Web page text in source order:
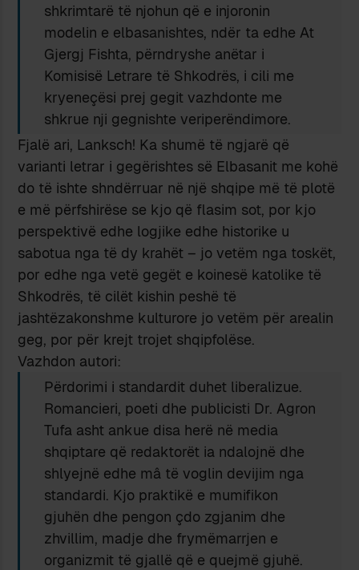
shkrimtarë të njohun që e injoronin
modelin e elbasanishtes, ndër ta edhe At
Gjergj Fishta, përndryshe anëtar i
Komisisë Letrare të Shkodrës, i cili me
kryeneçësi prej gegit vazhdonte me
shkrue nji gegnishte veriperëndimore.
Fjalë ari, Lanksch! Ka shumë të ngjarë që
varianti letrar i gegërishtes së Elbasanit me kohë
do të ishte shndërruar në një shqipe më të plotë
e më përfshirëse se kjo që flasim sot, por kjo
perspektivë edhe logjike edhe historike u
sabotua nga të dy krahët – jo vetëm nga toskët,
por edhe nga vetë gegët e koinesë katolike të
Shkodrës, të cilët kishin peshë të
jashtëzakonshme kulturore jo vetëm për arealin
geg, por për krejt trojet shqipfolëse.
Vazhdon autori:
Përdorimi i standardit duhet liberalizue.
Romancieri, poeti dhe publicisti Dr. Agron
Tufa asht ankue disa herë në media
shqiptare që redaktorët ia ndalojnë dhe
shlyejnë edhe mâ të voglin devijim nga
standardi. Kjo praktikë e mumifikon
gjuhën dhe pengon çdo zgjanim dhe
zhvillim, madje dhe frymëmarrjen e
organizmit të gjallë që e quejmë gjuhë.